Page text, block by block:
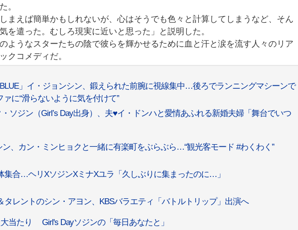
。
まえば簡単かもしれないが、心はそうでも色々と計算してしまうなど、そん
を遣った。むしろ現実に近いと思った」と説明した。
ようなスターたちの陰で彼らを輝かせるために血と汗と涙を流す人々のリア
クコメディだ。
」イ・ジョンシン、鍛えられた前腕に視線集中…後ろでランニングマシーンで
に“滑らないように気を付けて”
ソジン（Girl’s Day出身）、夫♥イ・ドンハと愛情あふれる新婚夫婦「舞台でいつ
ン、カン・ミンヒョクと一緒に有楽町をぶらぶら…“観光客モード #わくわく”
体集合…ヘリXソジンXミナXユラ「久しぶりに集まったのに…」
＆タレントのシン・アヨン、KBSバラエティ「バトルトリップ」出演へ
大当たり Girl's Dayソジンの「毎日あなたと」